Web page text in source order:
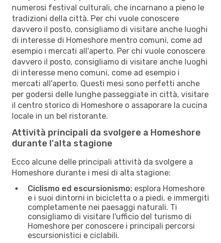
numerosi festival culturali, che incarnano a pieno le
tradizioni della città. Per chi vuole conoscere
davvero il posto, consigliamo di visitare anche luoghi
di interesse di Homeshore mentro comuni, come ad
esempio i mercati all'aperto. Per chi vuole conoscere
davvero il posto, consigliamo di visitare anche luoghi
di interesse meno comuni, come ad esempio i
mercati all'aperto. Questi mesi sono perfetti anche
per godersi delle lunghe passeggiate in città, visitare
il centro storico di Homeshore o assaporare la cucina
locale in un bel ristorante.
Attività principali da svolgere a Homeshore
durante l'alta stagione
Ecco alcune delle principali attività da svolgere a
Homeshore durante i mesi di alta stagione:
Ciclismo ed escursionismo: esplora Homeshore
e i suoi dintorni in bicicletta o a piedi, e immergiti
completamente nei paesaggi naturali. Ti
consigliamo di visitare l'ufficio del turismo di
Homeshore per conoscere i principali percorsi
escursionistici e ciclabili.